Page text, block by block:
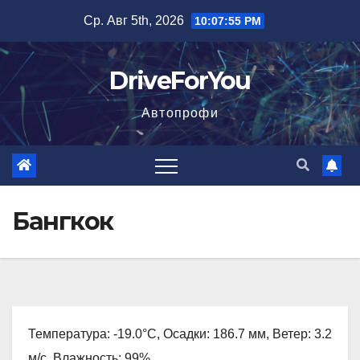
содержимому
Ср. Авг 5th, 2026 10:07:56 PM
DriveForYou
Автопрофи
Бангкок
Температура: -19.0°C, Осадки: 186.7 мм, Ветер: 3.2